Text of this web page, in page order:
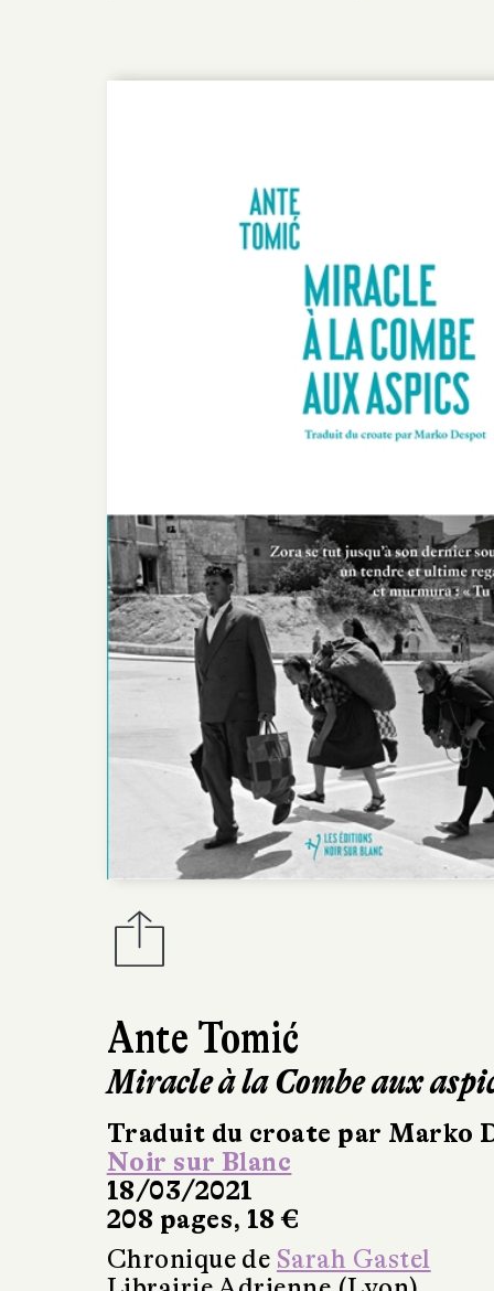
Ante Tomić
Miracle à la Combe aux
Traduit du croate par Marko
Noir sur Blanc
18/03/2021
208 pages, 18 €
Chronique de Sarah Gastel